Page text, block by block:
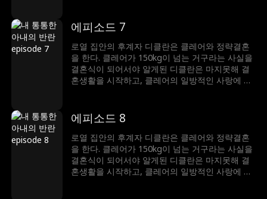
해 지독한 다이어트 끝에 아름다운 모습으로 다시
디클란의 앞에 나타나게 된다. 디클란에게 집착하
는 빅토리아의 방해 공작에도 둘은 서로에 대한 오
해를 깨닫고 디클란의 비밀을 클레어가 알게 되면
서 서로에 대한 진심을 표현하게 된다.
에피소드 7
로열 집안의 후계자 디클란은 클레어와 정략결혼
을 한다. 클레어가 150kg이 넘는 거구라는 사실을
결혼식이 되어서야 알게된 디클란은 마지못해 결
혼생활을 시작하고, 클레어의 일방적인 사랑에 스
해 지독한 다이어트 끝에 아름다운 모습으로 다시
디클란의 앞에 나타나게 된다. 디클란에게 집착하
는 빅토리아의 방해 공작에도 둘은 서로에 대한 오
해를 깨닫고 디클란의 비밀을 클레어가 알게 되면
서 서로에 대한 진심을 표현하게 된다.
에피소드 8
로열 집안의 후계자 디클란은 클레어와 정략결혼
을 한다. 클레어가 150kg이 넘는 거구라는 사실을
결혼식이 되어서야 알게된 디클란은 마지못해 결
혼생활을 시작하고, 클레어의 일방적인 사랑에 스